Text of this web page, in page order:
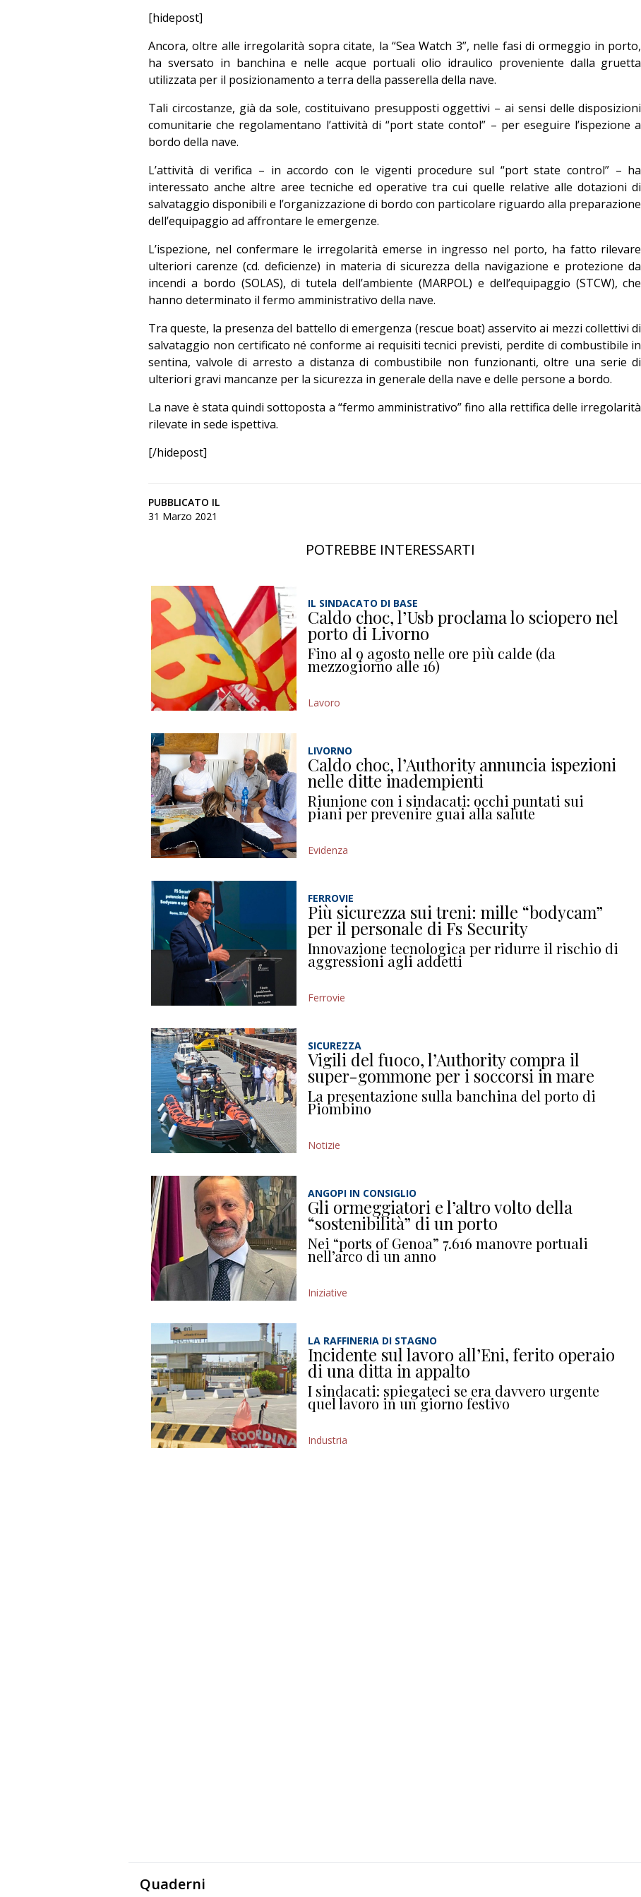
[hidepost]
Ancora, oltre alle irregolarità sopra citate, la “Sea Watch 3”, nelle fasi di ormeggio in porto,
ha sversato in banchina e nelle acque portuali olio idraulico proveniente dalla gruetta
utilizzata per il posizionamento a terra della passerella della nave.
Tali circostanze, già da sole, costituivano presupposti oggettivi – ai sensi delle disposizioni
comunitarie che regolamentano l’attività di “port state contol” – per eseguire l’ispezione a
bordo della nave.
L’attività di verifica – in accordo con le vigenti procedure sul “port state control” – ha
interessato anche altre aree tecniche ed operative tra cui quelle relative alle dotazioni di
salvataggio disponibili e l’organizzazione di bordo con particolare riguardo alla preparazione
dell’equipaggio ad affrontare le emergenze.
L’ispezione, nel confermare le irregolarità emerse in ingresso nel porto, ha fatto rilevare
ulteriori carenze (cd. deficienze) in materia di sicurezza della navigazione e protezione da
incendi a bordo (SOLAS), di tutela dell’ambiente (MARPOL) e dell’equipaggio (STCW), che
hanno determinato il fermo amministrativo della nave.
Tra queste, la presenza del battello di emergenza (rescue boat) asservito ai mezzi collettivi di
salvataggio non certificato né conforme ai requisiti tecnici previsti, perdite di combustibile in
sentina, valvole di arresto a distanza di combustibile non funzionanti, oltre una serie di
ulteriori gravi mancanze per la sicurezza in generale della nave e delle persone a bordo.
La nave è stata quindi sottoposta a “fermo amministrativo” fino alla rettifica delle irregolarità
rilevate in sede ispettiva.
[/hidepost]
PUBBLICATO IL
31 Marzo 2021
POTREBBE INTERESSARTI
IL SINDACATO DI BASE
Caldo choc, l’Usb proclama lo sciopero nel
porto di Livorno
Fino al 9 agosto nelle ore più calde (da
mezzogiorno alle 16)
Lavoro
LIVORNO
Caldo choc, l’Authority annuncia ispezioni
nelle ditte inadempienti
Riunione con i sindacati: occhi puntati sui
piani per prevenire guai alla salute
Evidenza
FERROVIE
Più sicurezza sui treni: mille “bodycam”
per il personale di Fs Security
Innovazione tecnologica per ridurre il rischio di
aggressioni agli addetti
Ferrovie
SICUREZZA
Vigili del fuoco, l’Authority compra il
super-gommone per i soccorsi in mare
La presentazione sulla banchina del porto di
Piombino
Notizie
ANGOPI IN CONSIGLIO
Gli ormeggiatori e l’altro volto della
“sostenibilità” di un porto
Nei “ports of Genoa” 7.616 manovre portuali
nell’arco di un anno
Iniziative
LA RAFFINERIA DI STAGNO
Incidente sul lavoro all’Eni, ferito operaio
di una ditta in appalto
I sindacati: spiegateci se era davvero urgente
quel lavoro in un giorno festivo
Industria
Quaderni